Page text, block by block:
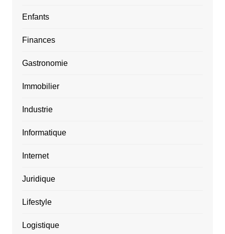
Enfants
Finances
Gastronomie
Immobilier
Industrie
Informatique
Internet
Juridique
Lifestyle
Logistique